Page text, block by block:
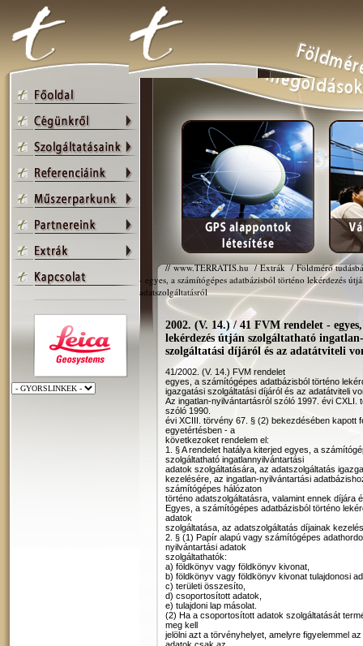
//www.TERRATIS.hu/Extrák/Földmérő
- egyes, a számítógépes adatbázisból történo lekérdezés
adatszolgáltatásról
2002. (V. 14.) / 41 FVM rendelet -
lekérdezés útján szolgáltatható
szolgáltatási díjáról és az adatátviteli
41/2002. (V. 14.) FVM rendelet
egyes, a számítógépes adatbázisból történo
igazgatási szolgáltatási díjáról és az adatátviteli
Az ingatlan-nyilvántartásról szóló 1997. évi
szóló 1990.
évi XCIII. törvény 67. § (2) bekezdésében kapott
egyetértésben - a
következoket rendelem el:
1. § A rendelet hatálya kiterjed egyes, a
szolgáltatható ingatlannyilvántartási
adatok szolgáltatására, az adatszolgáltatás
kezelésére, az ingatlan-nyilvántartási
számítógépes hálózaton
történo adatszolgáltatásra, valamint ennek díjára
Egyes, a számítógépes adatbázisból történo
adatok
szolgáltatása, az adatszolgáltatás díjainak
2. § (1) Papír alapú vagy számítógépes
nyilvántartási adatok
szolgáltathatók:
a) földkönyv vagy földkönyv kivonat,
b) földkönyv vagy földkönyv kivonat tulajdonosi
c) területi összesíto,
d) csoportosított adatok,
e) tulajdoni lap másolat.
(2) Ha a csoportosított adatok szolgáltatását
meg kell
jelölni azt a törvényhelyet, amelyre figyelemmel